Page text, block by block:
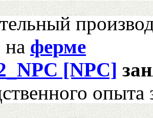
на ферме
[NPC]
опыта